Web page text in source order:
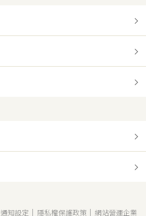
通知設定 隱私權保護政策 網站營運企業